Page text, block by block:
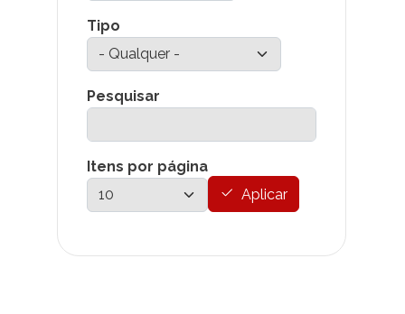
Tipo
Pesquisar
Itens por página
Aplicar